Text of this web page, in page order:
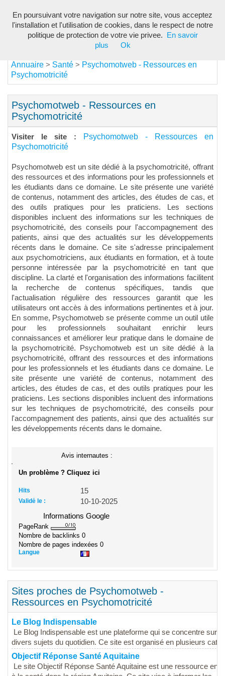
Annuaire > Santé > Psychomotweb - Ressources en
Psychomotricité
Psychomotweb - Ressources en
Psychomotricité
Visiter le site :
Psychomotweb - Ressources en
Psychomotricité
Psychomotweb est un site dédié à la psychomotricité, offrant
des ressources et des informations pour les professionnels et
les étudiants dans ce domaine. Le site présente une variété
de contenus, notamment des articles, des études de cas, et
des outils pratiques pour les praticiens. Les sections
disponibles incluent des informations sur les techniques de
psychomotricité, des conseils pour l'accompagnement des
patients, ainsi que des actualités sur les développements
récents dans le domaine. Ce site s'adresse principalement
aux psychomotriciens, aux étudiants en formation, et à toute
personne intéressée par la psychomotricité en tant que
discipline. La clarté et l'organisation des informations facilitent
la recherche de contenus spécifiques, tandis que
l'actualisation régulière des ressources garantit que les
utilisateurs ont accès à des informations pertinentes et à jour.
En somme, Psychomotweb se présente comme un outil utile
pour les professionnels souhaitant enrichir leurs
connaissances et améliorer leur pratique dans le domaine de
la psychomotricité. Psychomotweb est un site dédié à la
psychomotricité, offrant des ressources et des informations
pour les professionnels et les étudiants dans ce domaine. Le
site présente une variété de contenus, notamment des
articles, des études de cas, et des outils pratiques pour les
praticiens. Les sections disponibles incluent des informations
sur les techniques de psychomotricité, des conseils pour
l'accompagnement des patients, ainsi que des actualités sur
les développements récents dans le domaine.
Avis internautes :
Un problème ? Cliquez ici
Hits 15
Validé le :
10-10-2025
Informations Google
PageRank
Nombre de backlinks 0
Nombre de pages indexées 0
Langue
Sites proches de Psychomotweb -
Ressources en Psychomotricité
Le Blog Indispensable
Le Blog Indispensable est une plateforme qui se concentre sur
divers sujets du quotidien. Ce site est organisé en plusieurs
Objectif Réponse Santé Aquitaine
Le site Objectif Réponse Santé Aquitaine est une ressource en
En poursuivant votre navigation sur notre site, vous acceptez
l'installation et l'utilisation de cookies, dans le respect de notre
politique de protection de votre vie privee.
En savoir
plus
Ok